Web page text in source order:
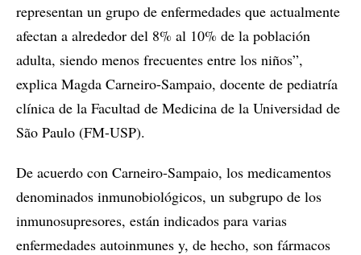
representan un grupo de enfermedades que actualmente
afectan a alrededor del 8% al 10% de la población
adulta, siendo menos frecuentes entre los niños”,
explica Magda Carneiro-Sampaio, docente de pediatría
clínica de la Facultad de Medicina de la Universidad de
São Paulo (FM-USP).
De acuerdo con Carneiro-Sampaio, los medicamentos
denominados inmunobiológicos, un subgrupo de los
inmunosupresores, están indicados para varias
enfermedades autoinmunes y, de hecho, son fármacos